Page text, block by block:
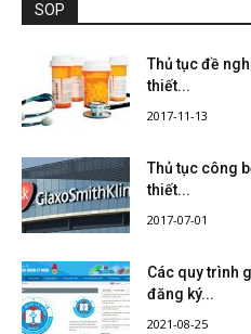
SOP
Thủ tục đề
thiết...
2017-11-13
Thủ tục công
thiết...
2017-07-01
Các quy trình
đăng ký...
2021-08-25